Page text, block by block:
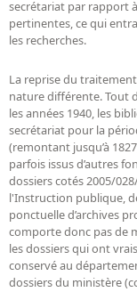
secrétariat par rapport
pertinentes, ce qui
les recherches.
La reprise du
nature différente. Tout
les années 1940, les
secrétariat pour la
(remontant jusqu’à
parfois issus d’autres
dossiers cotés 2005/
l'Instruction publique,
ponctuelle d’archives
comporte donc pas de
les dossiers qui ont
conservé au
dossiers du ministère